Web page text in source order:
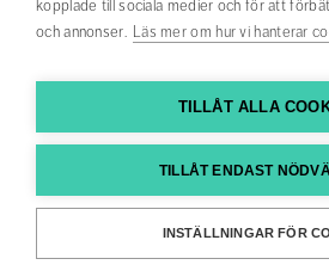
kopplade till sociala medier och för att
och annonser. Läs mer om hur vi hanterar
TILLÅT ALLA
TILLÅT ENDAST
INSTÄLLNINGAR FÖR
Om webbplatsen
Hitta till oss
Hitta din utbildning